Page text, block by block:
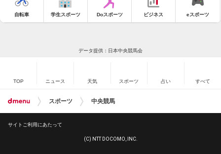
自転車 学生スポーツ Doスポーツ ビジネス eスポーツ
データ提供：日本中央競馬会
TOP ニュース 天気 スポーツ 占い すべて
スポーツ 中央競馬
サイトご利用にあたって
(C) NTT DOCOMO, INC.